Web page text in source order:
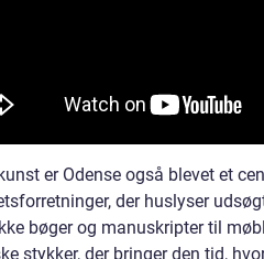
er Odense også blevet et
der huslyser
bøger og manuskripter til
stykker, der bringer den tid,